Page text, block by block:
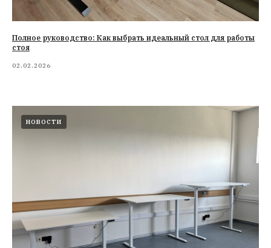
Полное руководство: Как выбрать идеальный стол для работы
стоя
02.02.2026
НОВОСТИ